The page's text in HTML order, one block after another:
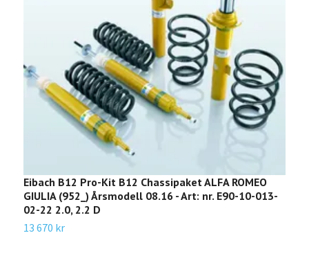
Eibach B12 Pro-Kit B12 Chassipaket ALFA ROMEO
GIULIA (952_) Årsmodell 08.16 - Art: nr. E90-10-013-
02-22 2.0, 2.2 D
13 670 kr